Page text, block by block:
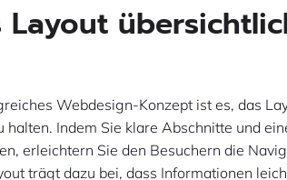
Layout
Webdesign-Konzept ist es, das
Indem Sie klare Abschnitte und
erleichtern Sie den Besuchern die
trägt dazu bei, dass Informationen